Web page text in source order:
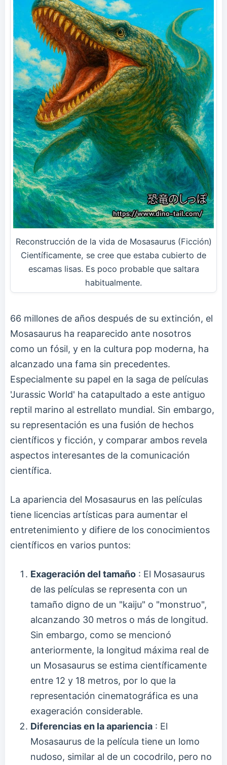
Reconstrucción de la vida de Mosasaurus (Ficción)
Científicamente, se cree que estaba cubierto de
escamas lisas. Es poco probable que saltara
habitualmente.
66 millones de años después de su extinción, el
Mosasaurus ha reaparecido ante nosotros
como un fósil, y en la cultura pop moderna, ha
alcanzado una fama sin precedentes.
Especialmente su papel en la saga de películas
'Jurassic World' ha catapultado a este antiguo
reptil marino al estrellato mundial. Sin embargo,
su representación es una fusión de hechos
científicos y ficción, y comparar ambos revela
aspectos interesantes de la comunicación
científica.
La apariencia del Mosasaurus en las películas
tiene licencias artísticas para aumentar el
entretenimiento y difiere de los conocimientos
científicos en varios puntos:
Exageración del tamaño : El Mosasaurus
de las películas se representa con un
tamaño digno de un "kaiju" o "monstruo",
alcanzando 30 metros o más de longitud.
Sin embargo, como se mencionó
anteriormente, la longitud máxima real de
un Mosasaurus se estima científicamente
entre 12 y 18 metros, por lo que la
representación cinematográfica es una
exageración considerable.
Diferencias en la apariencia : El
Mosasaurus de la película tiene un lomo
nudoso, similar al de un cocodrilo, pero no